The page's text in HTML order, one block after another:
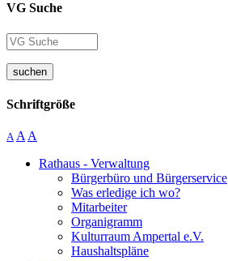
VG Suche
suchen
Schriftgröße
A A A
Rathaus - Verwaltung
Bürgerbüro und Bürgerservice
Was erledige ich wo?
Mitarbeiter
Organigramm
Kulturraum Ampertal e.V.
Haushaltspläne